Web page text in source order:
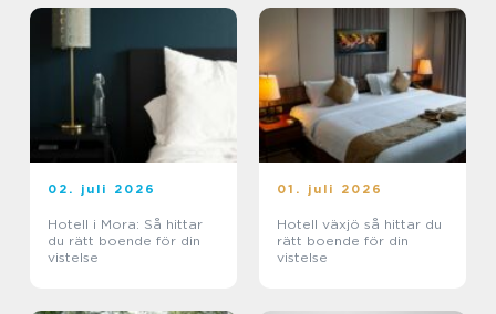
02. juli 2026
Hotell i Mora: Så hittar
du rätt boende för din
vistelse
01. juli 2026
Hotell växjö så hittar du
rätt boende för din
vistelse